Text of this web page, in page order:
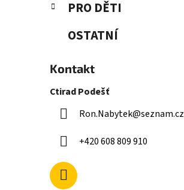
PRO DĚTI
OSTATNÍ
Kontakt
Ctirad Podešť
Ron.Nabytek@seznam.cz
+420 608 809 910